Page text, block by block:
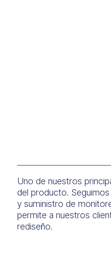
Uno de nuestros
del producto.
y suministro de
permite a nuestros
rediseño.